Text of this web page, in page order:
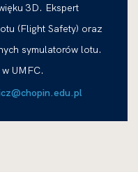
3D. Ekspert
(Flight Safety) oraz
symulatorów lotu.
UMFC.